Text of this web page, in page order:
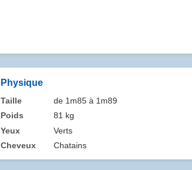
Physique
Taille
de 1m85 à 1m89
Poids
81 kg
Yeux
Verts
Cheveux
Chatains